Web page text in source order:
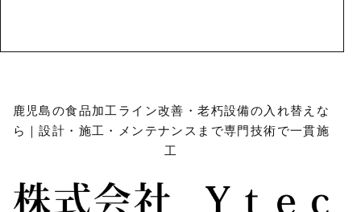
鹿児島の食品加工ライン改善・老朽設備の入れ替えな
ら｜設計・施工・メンテナンスまで専門技術で一貫施
工